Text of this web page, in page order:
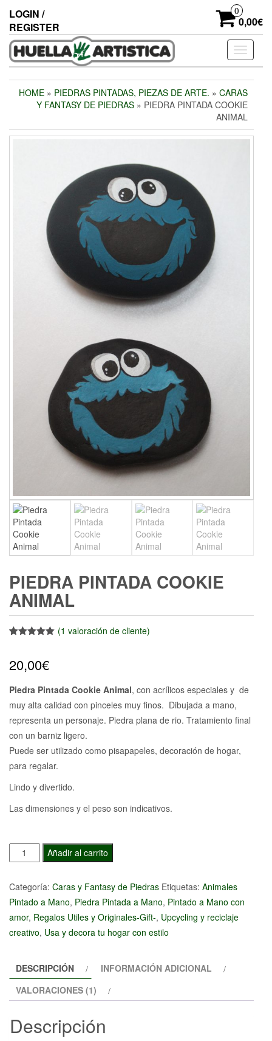
the
content
LOGIN /
REGISTER
0
0,00€
Toggle
HOME » PIEDRAS PINTADAS, PIEZAS DE ARTE. » CARAS
Y FANTASY DE PIEDRAS » PIEDRA PINTADA COOKIE
ANIMAL
PIEDRA PINTADA COOKIE
ANIMAL
5 en base
avaloración
cliente
(1 valoración de cliente)
20,00€
Piedra Pintada Cookie Animal, con acrílicos especiales y de
muy alta calidad con pinceles muy finos. Dibujada a mano,
representa un personaje. Piedra plana de rio. Tratamiento final
con un barniz ligero.
Puede ser utilizado como pisapapeles, decoración de hogar,
para regalar.
Lindo y divertido.
Las dimensiones y el peso son indicativos.
Piedra
Pintada
Cookie
Animal
cantidad
Añadir al carrito
Categoría: Caras y Fantasy de Piedras Etiquetas: Animales
Pintado a Mano, Piedra Pintada a Mano, Pintado a Mano con
amor, Regalos Utiles y Originales-Gift-, Upcycling y reciclaje
creativo, Usa y decora tu hogar con estilo
DESCRIPCIÓN
INFORMACIÓN ADICIONAL
VALORACIONES (1)
Descripción